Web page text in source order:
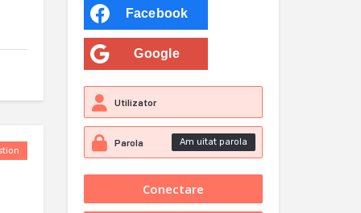
Facebook
Google
Am uitat parola